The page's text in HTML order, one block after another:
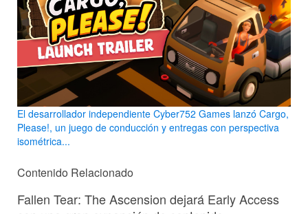
El desarrollador independiente Cyber752 Games lanzó Cargo,
Please!, un juego de conducción y entregas con perspectiva
isométrica...
Contenido Relacionado
Fallen Tear: The Ascension dejará Early Access